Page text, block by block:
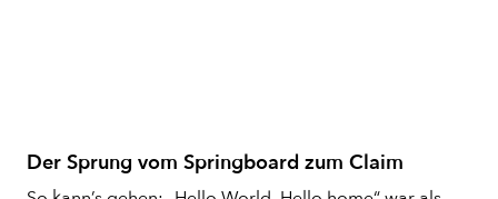
Der Sprung vom Springboard zum Claim